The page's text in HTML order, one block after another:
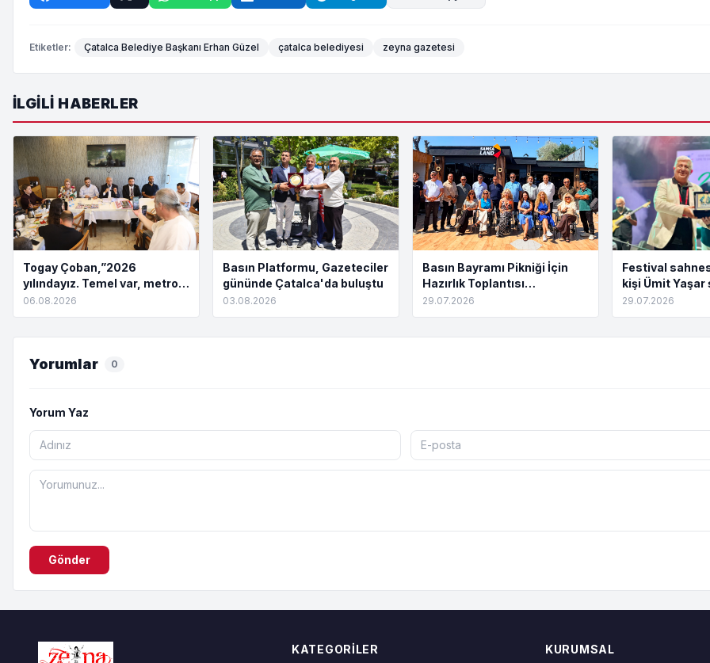
Etiketler: Çatalca Belediye Başkanı Erhan Güzel çatalca belediyesi zeyna gazetesi
İLGILI HABERLER
Togay Çoban,”2026
yılındayız. Temel var, metro
yok. Açılış töreni var, hizmet
yok”
06.08.2026
Basın Platformu, Gazeteciler
gününde Çatalca'da buluştu
03.08.2026
Basın Bayramı Pikniği İçin
Hazırlık Toplantısı
Tamamlandı
29.07.2026
Festival
kişi Ümit Yaşar
buluştu
29.07.2026
Yorumlar 0
Yorum Yaz
Gönder
KATEGORILER KURUMSAL